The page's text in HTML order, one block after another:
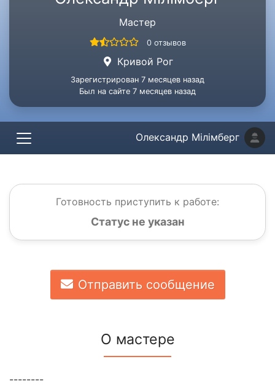
Мастер
0 отзывов
Кривой Рог
Зарегистрирован 7 месяцев назад
Был на сайте 7 месяцев назад
Олександр Мілімберг
Готовность приступить к работе:
Статус не указан
Отправить сообщение
О мастере
--------